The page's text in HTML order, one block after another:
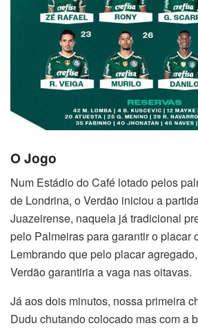
O Jogo
Num Estádio do Café lotado pelos
de Londrina, o Verdão iniciou a
Juazeirense, naquela já tradicional
pelo Palmeiras para garantir o placar
Lembrando que pelo placar
Verdão garantiria a vaga nas oitavas.
Já aos dois minutos, nossa primeira
Dudu chutando colocado mas com a